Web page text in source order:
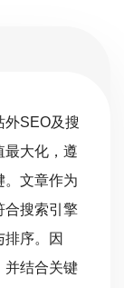
外SEO及搜
最大化，遵
。文章作为
合搜索引擎
序。因
并结合关键